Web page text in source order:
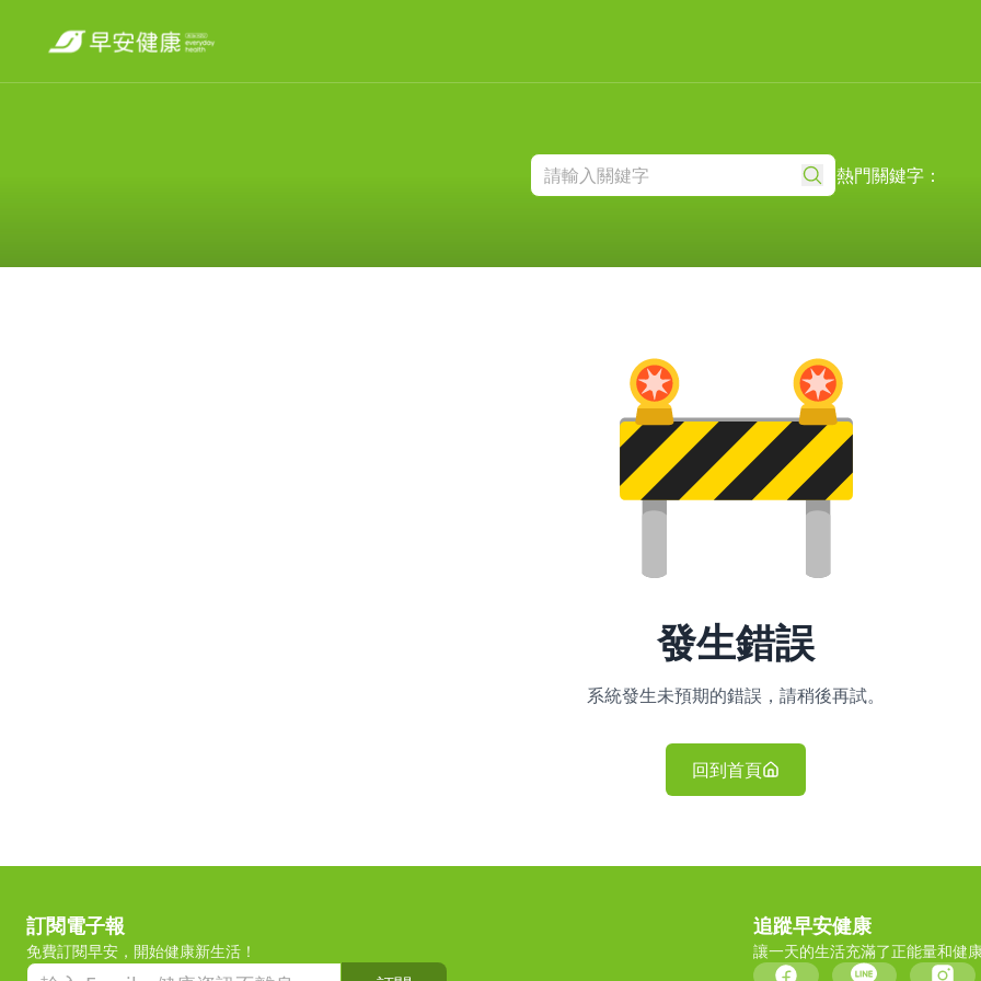
熱門關鍵字：
發生錯誤
系統發生未預期的錯誤，請稍後再試。
回到首頁
訂閱電子報
免費訂閱早安，開始健康新生活！
追蹤早安健康
讓一天的生活充滿了正能量和健